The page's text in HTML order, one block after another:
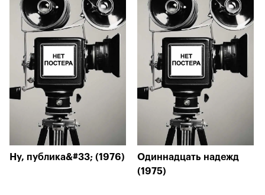
Ну, публика&#33; (1976)
Одиннадцать надежд
(1975)